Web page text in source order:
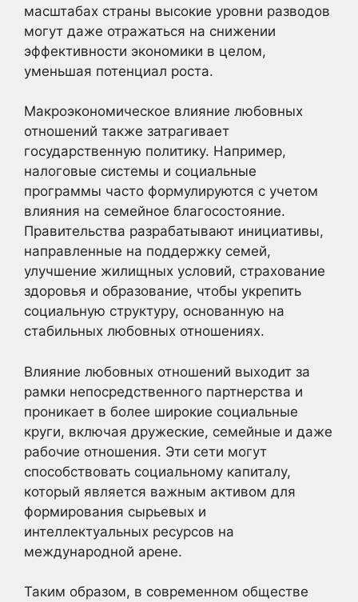
масштабах страны высокие уровни разводов
могут даже отражаться на снижении
эффективности экономики в целом,
уменьшая потенциал роста.
Макроэкономическое влияние любовных
отношений также затрагивает
государственную политику. Например,
налоговые системы и социальные
программы часто формулируются с учетом
влияния на семейное благосостояние.
Правительства разрабатывают инициативы,
направленные на поддержку семей,
улучшение жилищных условий, страхование
здоровья и образование, чтобы укрепить
социальную структуру, основанную на
стабильных любовных отношениях.
Влияние любовных отношений выходит за
рамки непосредственного партнерства и
проникает в более широкие социальные
круги, включая дружеские, семейные и даже
рабочие отношения. Эти сети могут
способствовать социальному капиталу,
который является важным активом для
формирования сырьевых и
интеллектуальных ресурсов на
международной арене.
Таким образом, в современном обществе